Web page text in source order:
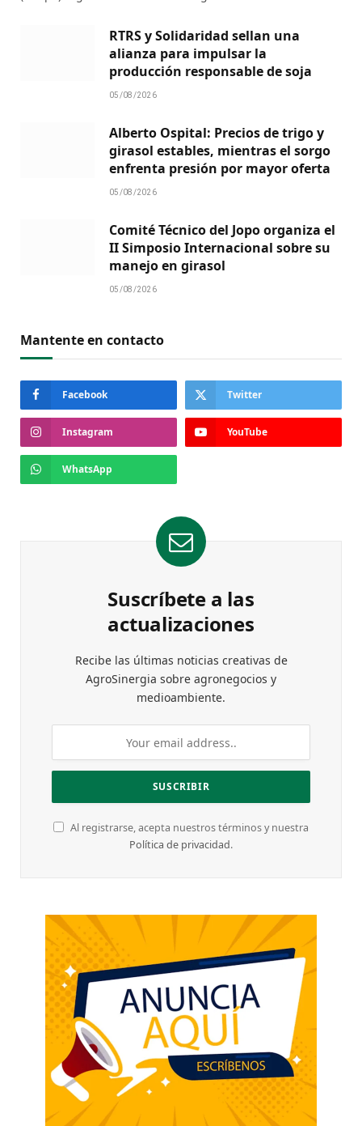
RTRS y Solidaridad sellan una
alianza para impulsar la
producción responsable de soja
05/08/2026
Alberto Ospital: Precios de trigo y
girasol estables, mientras el sorgo
enfrenta presión por mayor oferta
05/08/2026
Comité Técnico del Jopo organiza el
II Simposio Internacional sobre su
manejo en girasol
05/08/2026
Mantente en contacto
Facebook Twitter
Instagram YouTube
WhatsApp
Suscríbete a las
actualizaciones
Recibe las últimas noticias creativas de
AgroSinergia sobre agronegocios y
medioambiente.
Al registrarse, acepta nuestros términos y nuestra
Política de privacidad.